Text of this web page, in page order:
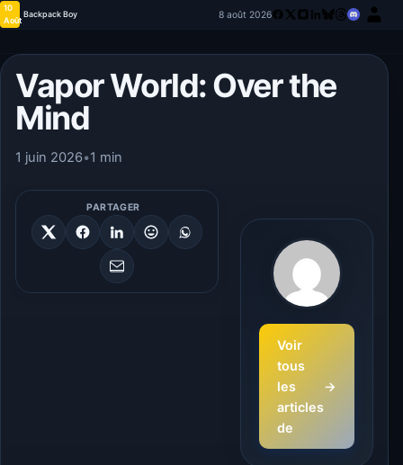
10
Août
Backpack Boy 8 août 2026
Vapor World: Over the
Mind
1 juin 2026•1 min
PARTAGER
Voir
tous
les
articles
de
→